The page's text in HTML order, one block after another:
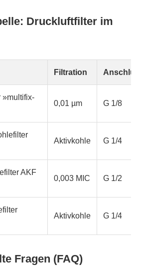
Druckluftfilter im
Filtration
»multifix-
0,01 µm G 1/8
Aktivkohle G 1/4
AKF
0,003 MIC G 1/2
Aktivkohle G 1/4
Fragen (FAQ)